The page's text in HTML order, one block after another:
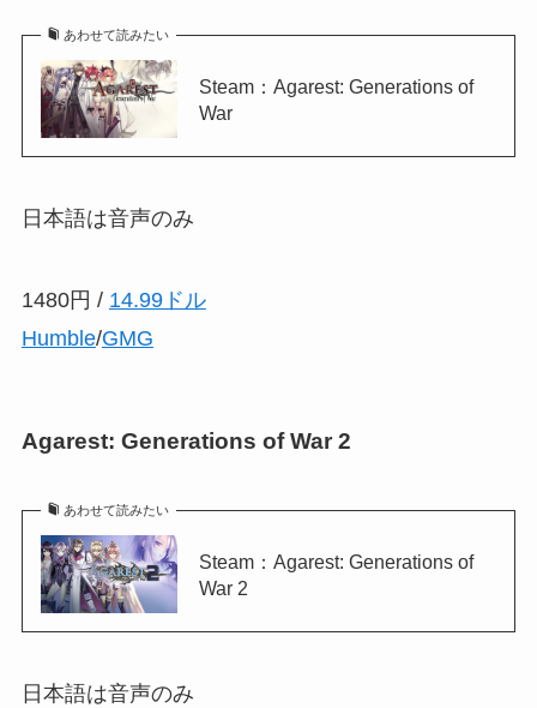
あわせて読みたい
Steam：Agarest: Generations of
War
日本語は音声のみ
1480円 / 14.99ドル
Humble/GMG
Agarest: Generations of War 2
あわせて読みたい
Steam：Agarest: Generations of
War 2
日本語は音声のみ